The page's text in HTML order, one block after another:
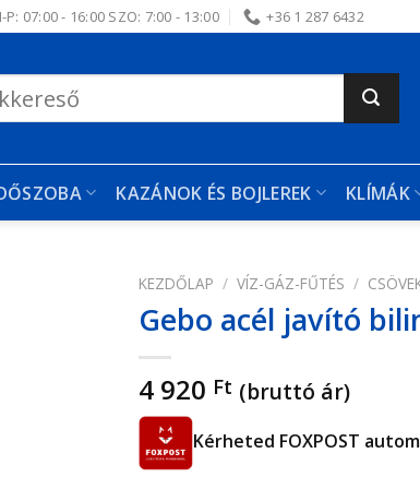
P: 07:00 - 16:00 SZO: 7:00 - 13:00 +36 1 287 6432
KAZÁNOK ÉS BOJLEREK KLÍMÁK
KEZDŐLAP / VÍZ-GÁZ-FŰTÉS /
Gebo acél javító
4 920 Ft (bruttó ár)
Kérheted FOXPOST